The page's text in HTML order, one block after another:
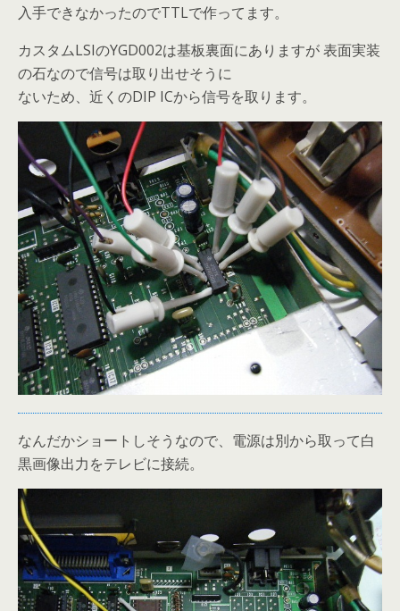
入手できなかったのでTTLで作ってます。
カスタムLSIのYGD002は基板裏面にありますが 表面実装
の石なので信号は取り出せそうに
ないため、近くのDIP ICから信号を取ります。
なんだかショートしそうなので、電源は別から取って白
黒画像出力をテレビに接続。